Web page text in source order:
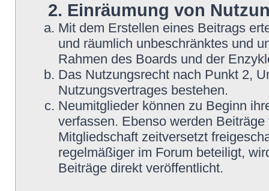
2. Einräumung von
Mit dem Erstellen eines Beitrags
und räumlich unbeschränktes und
Rahmen des Boards und der
Das Nutzungsrecht nach Punkt 2,
Nutzungsvertrages bestehen.
Neumitglieder können zu Beginn
verfassen. Ebenso werden
Mitgliedschaft zeitversetzt
regelmäßiger im Forum beteiligt,
Beiträge direkt veröffentlicht.